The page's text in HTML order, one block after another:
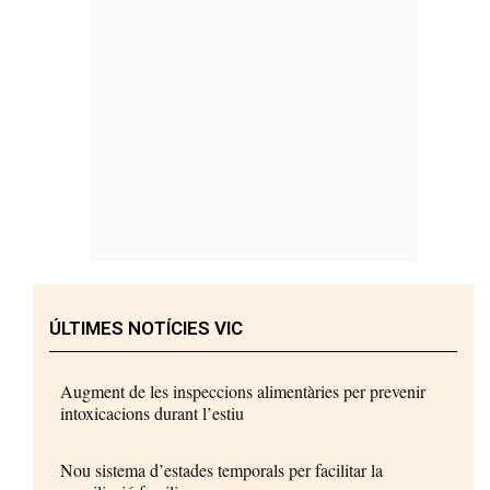
ÚLTIMES NOTÍCIES VIC
Augment de les inspeccions alimentàries per prevenir
intoxicacions durant l’estiu
Nou sistema d’estades temporals per facilitar la